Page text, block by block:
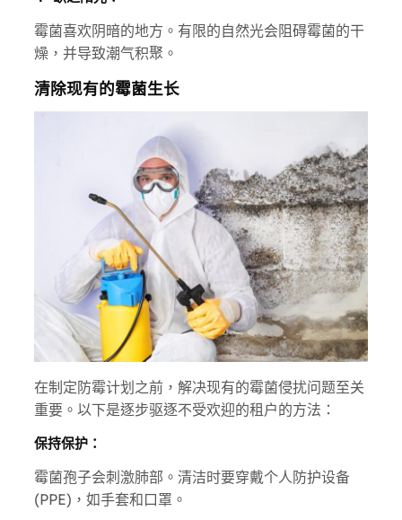
霉菌喜欢阴暗的地方。有限的自然光会阻碍霉菌的干
燥，并导致潮气积聚。
清除现有的霉菌生长
在制定防霉计划之前，解决现有的霉菌侵扰问题至关
重要。以下是逐步驱逐不受欢迎的租户的方法：
保持保护：
霉菌孢子会刺激肺部。清洁时要穿戴个人防护设备
(PPE)，如手套和口罩。